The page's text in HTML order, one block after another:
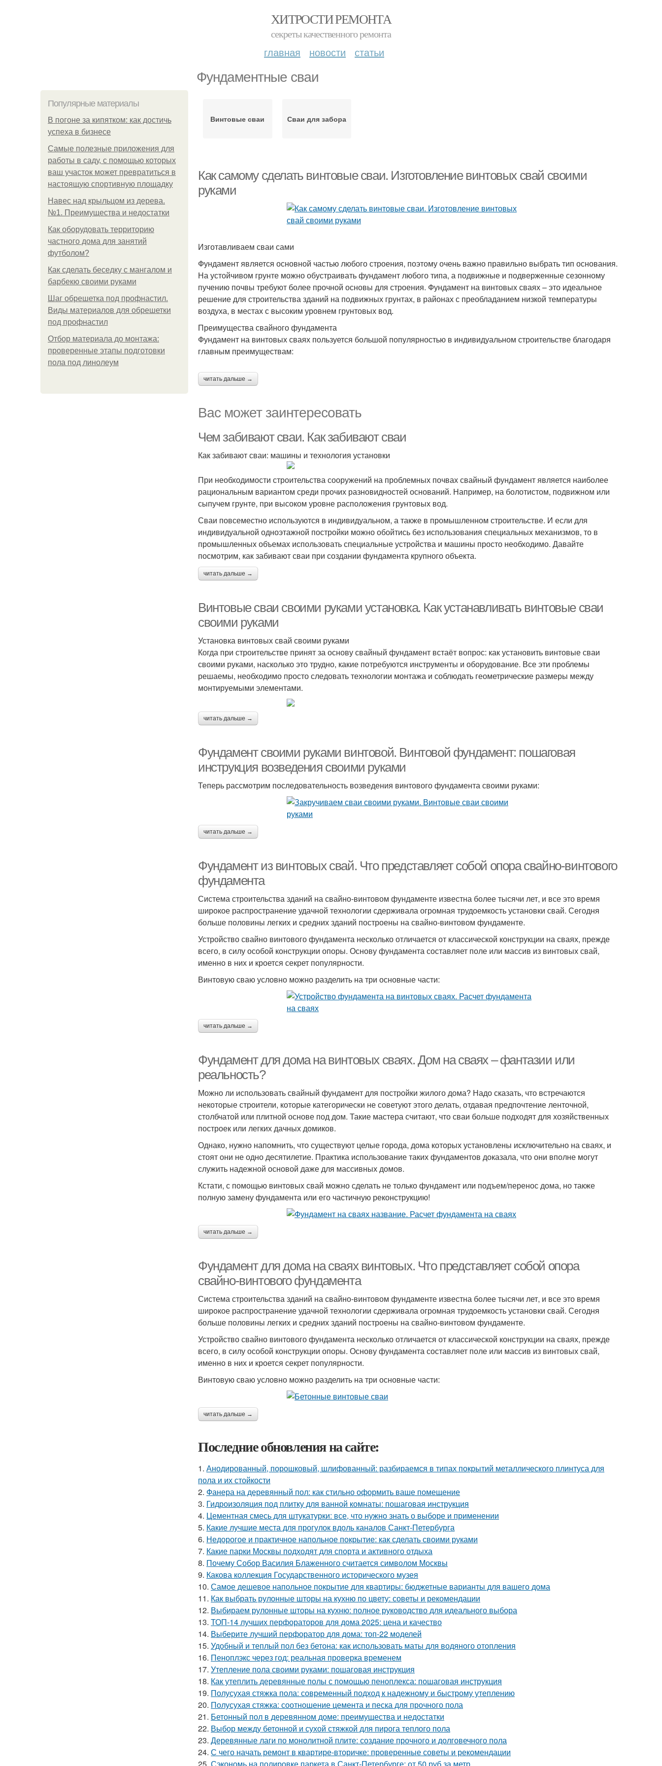
ХИТРОСТИ РЕМОНТА
секреты качественного ремонта
главная новости статьи
Фундаментные сваи
Популярные материалы
В погоне за кипятком: как достичь
успеха в бизнесе
Самые полезные приложения для
работы в саду, с помощью которых
ваш участок может превратиться в
настоящую спортивную площадку
Навес над крыльцом из дерева.
№1. Преимущества и недостатки
Как оборудовать территорию
частного дома для занятий
футболом?
Как сделать беседку с мангалом и
барбекю своими руками
Шаг обрешетка под профнастил.
Виды материалов для обрешетки
под профнастил
Отбор материала до монтажа:
проверенные этапы подготовки
пола под линолеум
Винтовые сваи Сваи для забора
Как самому сделать винтовые сваи. Изготовление винтовых свай своими
руками
Изготавливаем сваи сами
Фундамент является основной частью любого строения, поэтому очень важно правильно выбрать тип основания.
На устойчивом грунте можно обустраивать фундамент любого типа, а подвижные и подверженные сезонному
пучению почвы требуют более прочной основы для строения. Фундамент на винтовых сваях – это идеальное
решение для строительства зданий на подвижных грунтах, в районах с преобладанием низкой температуры
воздуха, в местах с высоким уровнем грунтовых вод.
Преимущества свайного фундамента
Фундамент на винтовых сваях пользуется большой популярностью в индивидуальном строительстве благодаря
главным преимуществам:
читать дальше →
Вас может заинтересовать
Чем забивают сваи. Как забивают сваи
Как забивают сваи: машины и технология установки
При необходимости строительства сооружений на проблемных почвах свайный фундамент является наиболее
рациональным вариантом среди прочих разновидностей оснований. Например, на болотистом, подвижном или
сыпучем грунте, при высоком уровне расположения грунтовых вод.
Сваи повсеместно используются в индивидуальном, а также в промышленном строительстве. И если для
индивидуальной одноэтажной постройки можно обойтись без использования специальных механизмов, то в
промышленных объемах использовать специальные устройства и машины просто необходимо. Давайте
посмотрим, как забивают сваи при создании фундамента крупного объекта.
читать дальше →
Винтовые сваи своими руками установка. Как устанавливать винтовые сваи
своими руками
Установка винтовых свай своими руками
Когда при строительстве принят за основу свайный фундамент встаёт вопрос: как установить винтовые сваи
своими руками, насколько это трудно, какие потребуются инструменты и оборудование. Все эти проблемы
решаемы, необходимо просто следовать технологии монтажа и соблюдать геометрические размеры между
монтируемыми элементами.
читать дальше →
Фундамент своими руками винтовой. Винтовой фундамент: пошаговая
инструкция возведения своими руками
Теперь рассмотрим последовательность возведения винтового фундамента своими руками:
читать дальше →
Фундамент из винтовых свай. Что представляет собой опора свайно-винтового
фундамента
Система строительства зданий на свайно-винтовом фундаменте известна более тысячи лет, и все это время
широкое распространение удачной технологии сдерживала огромная трудоемкость установки свай. Сегодня
больше половины легких и средних зданий построены на свайно-винтовом фундаменте.
Устройство свайно винтового фундамента несколько отличается от классической конструкции на сваях, прежде
всего, в силу особой конструкции опоры. Основу фундамента составляет поле или массив из винтовых свай,
именно в них и кроется секрет популярности.
Винтовую сваю условно можно разделить на три основные части:
читать дальше →
Фундамент для дома на винтовых сваях. Дом на сваях – фантазии или
реальность?
Можно ли использовать свайный фундамент для постройки жилого дома? Надо сказать, что встречаются
некоторые строители, которые категорически не советуют этого делать, отдавая предпочтение ленточной,
столбчатой или плитной основе под дом. Такие мастера считают, что сваи больше подходят для хозяйственных
построек или легких дачных домиков.
Однако, нужно напомнить, что существуют целые города, дома которых установлены исключительно на сваях, и
стоят они не одно десятилетие. Практика использование таких фундаментов доказала, что они вполне могут
служить надежной основой даже для массивных домов.
Кстати, с помощью винтовых свай можно сделать не только фундамент или подъем/перенос дома, но также
полную замену фундамента или его частичную реконструкцию!
читать дальше →
Фундамент для дома на сваях винтовых. Что представляет собой опора
свайно-винтового фундамента
Система строительства зданий на свайно-винтовом фундаменте известна более тысячи лет, и все это время
широкое распространение удачной технологии сдерживала огромная трудоемкость установки свай. Сегодня
больше половины легких и средних зданий построены на свайно-винтовом фундаменте.
Устройство свайно винтового фундамента несколько отличается от классической конструкции на сваях, прежде
всего, в силу особой конструкции опоры. Основу фундамента составляет поле или массив из винтовых свай,
именно в них и кроется секрет популярности.
Винтовую сваю условно можно разделить на три основные части:
читать дальше →
Последние обновления на сайте:
1. Анодированный, порошковый, шлифованный: разбираемся в типах покрытий металлического плинтуса для
пола и их стойкости
2. Фанера на деревянный пол: как стильно оформить ваше помещение
3. Гидроизоляция под плитку для ванной комнаты: пошаговая инструкция
4. Цементная смесь для штукатурки: все, что нужно знать о выборе и применении
5. Какие лучшие места для прогулок вдоль каналов Санкт-Петербурга
6. Недорогое и практичное напольное покрытие: как сделать своими руками
7. Какие парки Москвы подходят для спорта и активного отдыха
8. Почему Собор Василия Блаженного считается символом Москвы
9. Какова коллекция Государственного исторического музея
10. Самое дешевое напольное покрытие для квартиры: бюджетные варианты для вашего дома
11. Как выбрать рулонные шторы на кухню по цвету: советы и рекомендации
12. Выбираем рулонные шторы на кухню: полное руководство для идеального выбора
13. ТОП-14 лучших перфораторов для дома 2025: цена и качество
14. Выберите лучший перфоратор для дома: топ-22 моделей
15. Удобный и теплый пол без бетона: как использовать маты для водяного отопления
16. Пеноплэкс через год: реальная проверка временем
17. Утепление пола своими руками: пошаговая инструкция
18. Как утеплить деревянные полы с помощью пеноплекса: пошаговая инструкция
19. Полусухая стяжка пола: современный подход к надежному и быстрому утеплению
20. Полусухая стяжка: соотношение цемента и песка для прочного пола
21. Бетонный пол в деревянном доме: преимущества и недостатки
22. Выбор между бетонной и сухой стяжкой для пирога теплого пола
23. Деревянные лаги по монолитной плите: создание прочного и долговечного пола
24. С чего начать ремонт в квартире-вторичке: проверенные советы и рекомендации